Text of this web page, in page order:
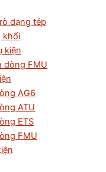
dạng tép
khối
kiện
dòng FMU
AG6
ATU
ETS
FMU